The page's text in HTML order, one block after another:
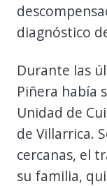
diagnóstico
Durante las
Piñera había
Unidad de
de Villarrica.
cercanas, el
su familia,